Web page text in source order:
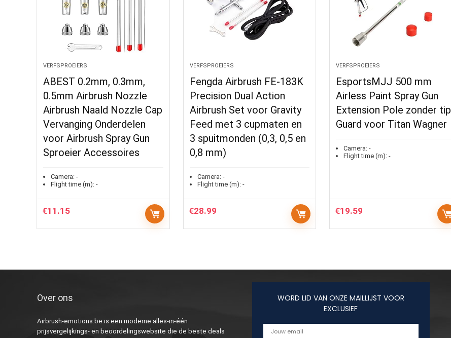
VERFSPROEIERS
ABEST 0.2mm, 0.3mm,
0.5mm Airbrush Nozzle
Airbrush Naald Nozzle Cap
Vervanging Onderdelen
voor Airbrush Spray Gun
Sproeier Accessoires
Camera: -
Flight time (m): -
€11.15
VERFSPROEIERS
Fengda Airbrush FE-183K
Precision Dual Action
Airbrush Set voor Gravity
Feed met 3 cupmaten en
3 spuitmonden (0,3, 0,5 en
0,8 mm)
Camera:-
Flight time (m):-
€28.99
VERFSPROEIERS
EsportsMJJ 500 mm
Airless Paint Spray Gun
Extension Pole zonder tip
Guard voor Titan Wagner
Camera: -
Flight time (m): -
€19.59
Over ons
Airbrush-emotions.be is een moderne alles-in-één
prijsvergelijkings- en beoordelingswebsite die de beste deals
WORD LID VAN ONZE MAILLIJST VOOR
EXCLUSIEF